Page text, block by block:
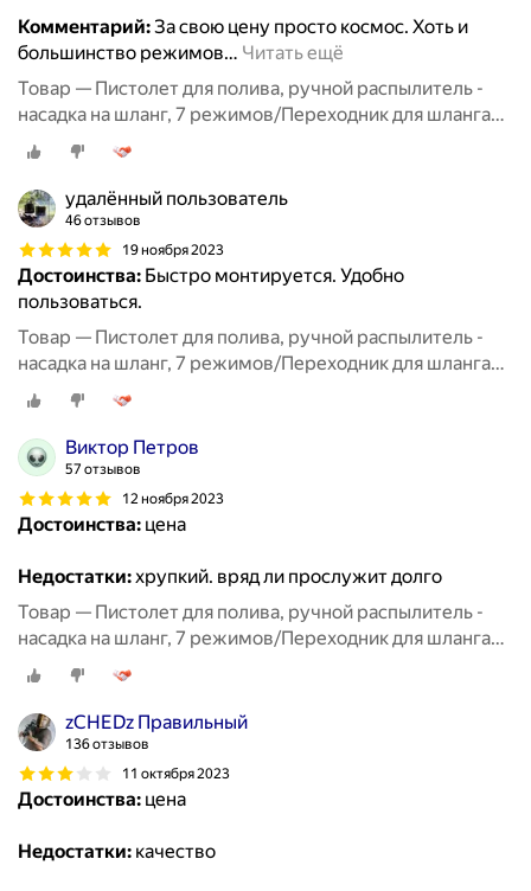
Комментарий:За свою цену просто космос. Хоть и
большинство режимов… Читать ещё
Товар — Пистолет для полива, ручной распылитель -
насадка на шланг, 7 режимов/Переходник для шланга
3шт/Полив и орошение сада
удалённый пользователь
46 отзывов
19 ноября 2023
Достоинства: Быстро монтируется. Удобно
пользоваться.
Товар — Пистолет для полива, ручной распылитель -
насадка на шланг, 7 режимов/Переходник для шланга
3шт/Полив и орошение сада
Виктор Петров
57 отзывов
12 ноября 2023
Достоинства: цена
Недостатки:хрупкий. вряд ли прослужит долго
Товар — Пистолет для полива, ручной распылитель -
насадка на шланг, 7 режимов/Переходник для шланга
3шт/Полив и орошение сада
zСHEDz Правильный
136 отзывов
11 октября 2023
Достоинства: цена
Недостатки: качество